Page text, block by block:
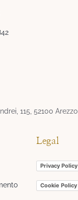
115, 52100 Arezzo
Legal
Privacy Policy
Cookie Policy